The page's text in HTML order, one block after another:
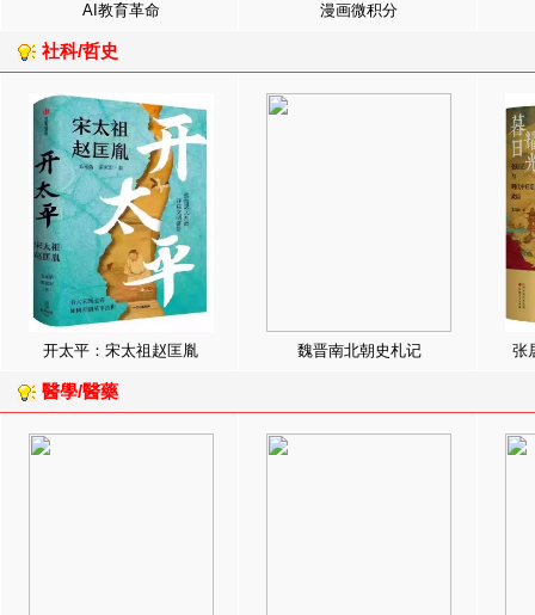
AI教育革命 漫画微积分
社科/哲史
开太平：宋太祖赵匡胤 魏晋南北朝史札记 张
醫學/醫藥